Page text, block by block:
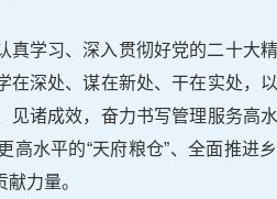
真学习、深入贯彻好党的二十大
在深处、谋在新处、干在实处，
见诸成效，奋力书写管理服务高
高水平的“天府粮仓”、全面推进
力量。